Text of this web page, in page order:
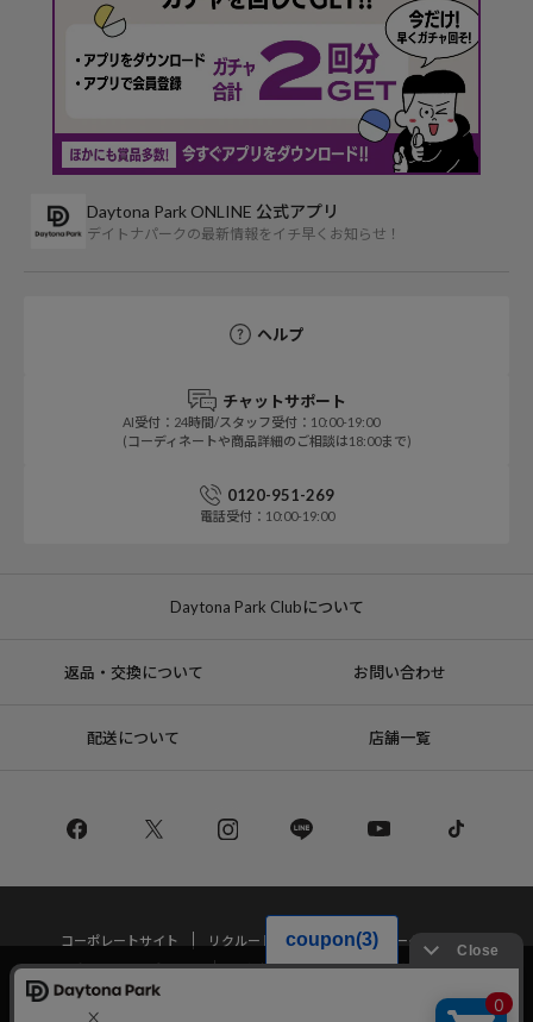
Daytona Park ONLINE 公式アプリ
デイトナパークの最新情報をイチ早くお知らせ！
ヘルプ
チャットサポート
AI受付：24時間/スタッフ受付：10:00-19:00
(コーディネートや商品詳細のご相談は18:00まで)
0120-951-269
電話受付：10:00-19:00
Daytona Park Clubについて
返品・交換について お問い合わせ
配送について 店舗一覧
コーポレートサイト リクルート
サステナブルマークについて
プライバシーポリシー
特定商取引法・古物営業法に基づく表記
当サイトでは利用体験の向上およびコンテンツの最適な提供、トラフィック
の分析を目的としてCookieを使用しています。